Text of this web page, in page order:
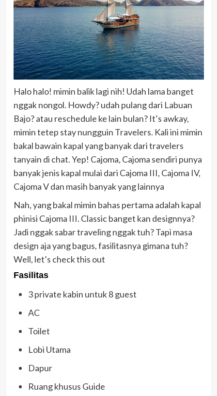
Halo halo! mimin balik lagi nih! Udah lama banget
nggak nongol. Howdy? udah pulang dari Labuan
Bajo? atau reschedule ke lain bulan? It’s awkay,
mimin tetep stay nungguin Travelers. Kali ini mimin
bakal bawain kapal yang banyak dari travelers
tanyain di chat. Yep! Cajoma, Cajoma sendiri punya
banyak jenis kapal mulai dari Cajoma III, Cajoma IV,
Cajoma V dan masih banyak yang lainnya
Nah, yang bakal mimin bahas pertama adalah kapal
phinisi Cajoma III. Classic banget kan designnya?
Jadi nggak sabar traveling nggak tuh? Tapi masa
design aja yang bagus, fasilitasnya gimana tuh?
Well, let’s check this out
Fasilitas
3 private kabin untuk 8 guest
AC
Toilet
Lobi Utama
Dapur
Ruang khusus Guide